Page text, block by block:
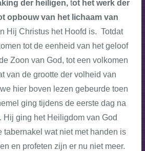
der heiligen,tot het werk der
opbouw van het lichaam van
Hij Christus het Hoofd is. Totdat
tot de eenheid van het geloof
Zoon van God, tot een volkomen
van de grootte der volheid van
hier boven lezen gebeurde toen
ging tijdens de eerste dag na
Hij ging het Heiligdom van God
tabernakel wat niet met handen is
en profeten zijn er nu niet meer.